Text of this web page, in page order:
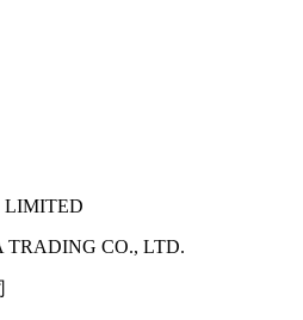
LIMITED
TRADING CO., LTD.